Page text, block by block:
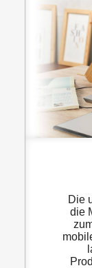
Die
die